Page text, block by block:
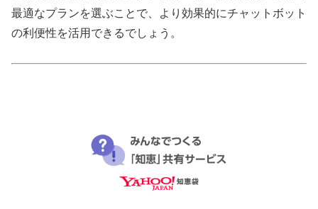
最適なプランを選ぶことで、より効果的にチャットボット
の利便性を活用できるでしょう。